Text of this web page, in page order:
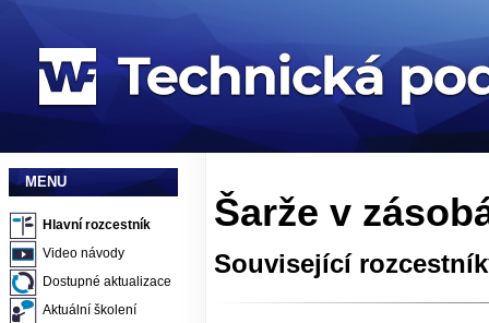
MENU
Hlavní rozcestník
Video návody
Dostupné aktualizace
Aktuální školení
Šarže v
Související